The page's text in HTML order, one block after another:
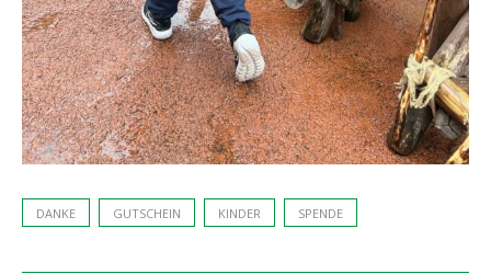
DANKE GUTSCHEIN KINDER SPENDE